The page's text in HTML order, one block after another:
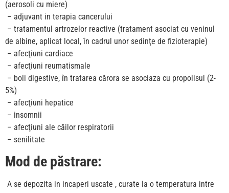
(aerosoli cu miere)
– adjuvant in terapia cancerului
– tratamentul artrozelor reactive (tratament asociat cu veninul
de albine, aplicat local, în cadrul unor sedinţe de fizioterapie)
– afecţiuni cardiace
– afecţiuni reumatismale
– boli digestive, în tratarea cărora se asociaza cu propolisul (2-
5%)
– afecţiuni hepatice
– insomnii
– afecţiuni ale căilor respiratorii
– senilitate
Mod de păstrare:
A se depozita in incaperi uscate , curate la o temperatura intre